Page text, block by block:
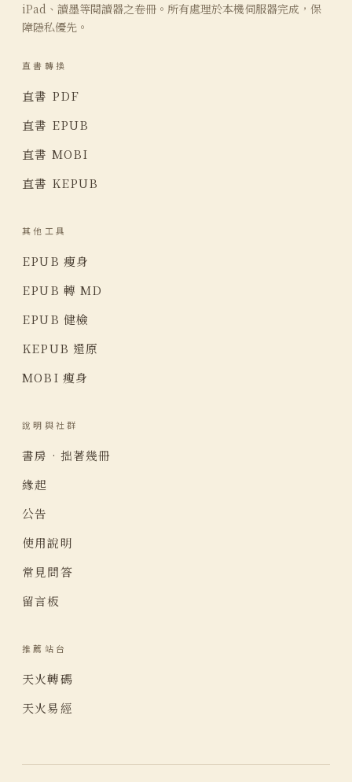
iPad、讀墨等閱讀器之卷冊。所有處理於本機伺服器完成，保
障隱私優先。
直書轉換
直書 PDF
直書 EPUB
直書 MOBI
直書 KEPUB
其他工具
EPUB 瘦身
EPUB 轉 MD
EPUB 健檢
KEPUB 還原
MOBI 瘦身
說明與社群
書房 · 拙著幾冊
緣起
公告
使用說明
常見問答
留言板
推薦站台
天火轉碼
天火易經